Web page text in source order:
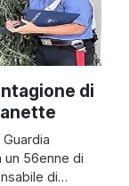
di
Guardia
un 56enne di
di